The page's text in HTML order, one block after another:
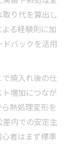
り代を算出し
る経験則に加
バックを活用
焼入れ後の仕
増加につなが
熱処理変形を
内での安定生
者はまず標準